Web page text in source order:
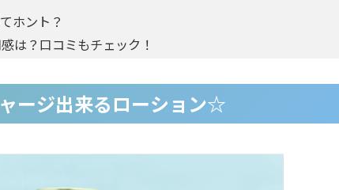
ホント？
は？口コミもチェック！
ージ出来るローション☆